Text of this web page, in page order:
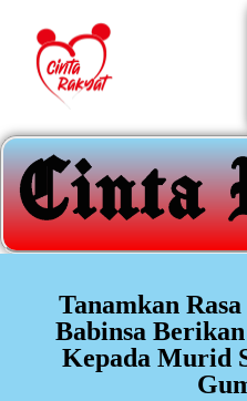
Tanamkan
Babinsa
Kepada Murid